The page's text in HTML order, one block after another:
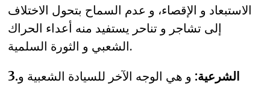
الاستبعاد و الإقصاء، و عدم السماح بتحول الاختلاف
إلى تشاجر و تناحر يستفيد منه أعداء الحراك
الشعبي و الثورة السلمية.
3
.الشرعية: و هي الوجه الآخر للسيادة الشعبية و